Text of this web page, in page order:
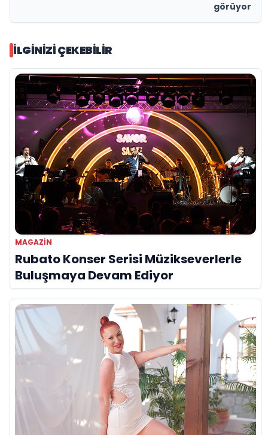
görüyor
İLGINIZI ÇEKEBILIR
MAGAZIN
Rubato Konser Serisi Müzikseverlerle
Buluşmaya Devam Ediyor